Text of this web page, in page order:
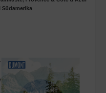
Südamerika.